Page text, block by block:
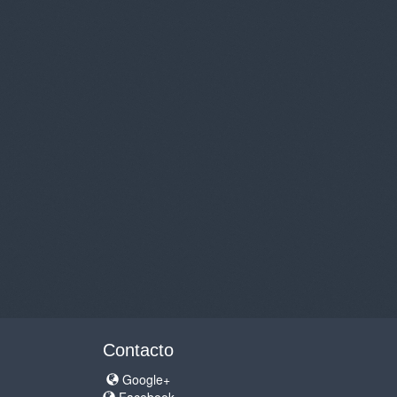
Contacto
Google+